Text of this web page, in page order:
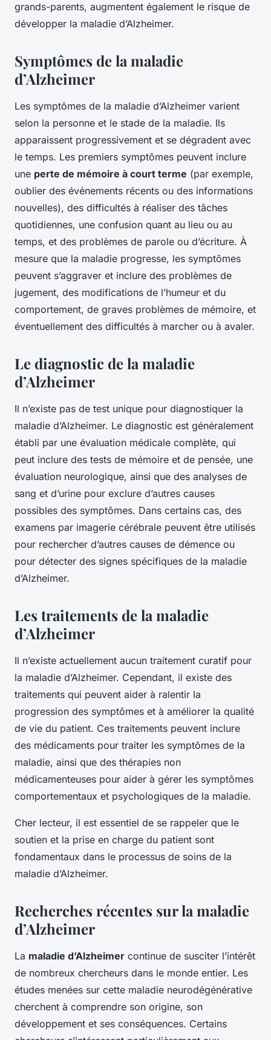
grands-parents, augmentent également le risque de
développer la maladie d’Alzheimer.
Symptômes de la maladie
d’Alzheimer
Les symptômes de la maladie d’Alzheimer varient
selon la personne et le stade de la maladie. Ils
apparaissent progressivement et se dégradent avec
le temps. Les premiers symptômes peuvent inclure
une perte de mémoire à court terme (par exemple,
oublier des événements récents ou des informations
nouvelles), des difficultés à réaliser des tâches
quotidiennes, une confusion quant au lieu ou au
temps, et des problèmes de parole ou d’écriture. À
mesure que la maladie progresse, les symptômes
peuvent s’aggraver et inclure des problèmes de
jugement, des modifications de l’humeur et du
comportement, de graves problèmes de mémoire, et
éventuellement des difficultés à marcher ou à avaler.
Le diagnostic de la maladie
d’Alzheimer
Il n’existe pas de test unique pour diagnostiquer la
maladie d’Alzheimer. Le diagnostic est généralement
établi par une évaluation médicale complète, qui
peut inclure des tests de mémoire et de pensée, une
évaluation neurologique, ainsi que des analyses de
sang et d’urine pour exclure d’autres causes
possibles des symptômes. Dans certains cas, des
examens par imagerie cérébrale peuvent être utilisés
pour rechercher d’autres causes de démence ou
pour détecter des signes spécifiques de la maladie
d’Alzheimer.
Les traitements de la maladie
d’Alzheimer
Il n’existe actuellement aucun traitement curatif pour
la maladie d’Alzheimer. Cependant, il existe des
traitements qui peuvent aider à ralentir la
progression des symptômes et à améliorer la qualité
de vie du patient. Ces traitements peuvent inclure
des médicaments pour traiter les symptômes de la
maladie, ainsi que des thérapies non
médicamenteuses pour aider à gérer les symptômes
comportementaux et psychologiques de la maladie.
Cher lecteur, il est essentiel de se rappeler que le
soutien et la prise en charge du patient sont
fondamentaux dans le processus de soins de la
maladie d’Alzheimer.
Recherches récentes sur la maladie
d’Alzheimer
La maladie d’Alzheimer continue de susciter l’intérêt
de nombreux chercheurs dans le monde entier. Les
études menées sur cette maladie neurodégénérative
cherchent à comprendre son origine, son
développement et ses conséquences. Certains